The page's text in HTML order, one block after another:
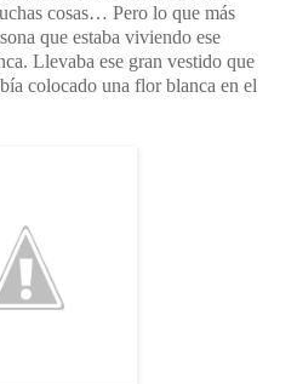
cosas… Pero lo que más
que estaba viviendo ese
Llevaba ese gran vestido que
colocado una flor blanca en el